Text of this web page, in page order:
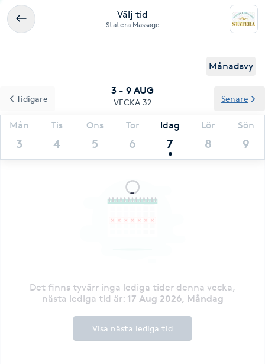
Välj tid
Statera Massage
Månadsvy
3 - 9 AUG
VECKA 32
Mån
3
Tis
4
Ons
5
Tor
6
Idag
7
Lör
8
Sön
9
Tidigare Senare
Det finns tyvärr inga lediga tider denna vecka,
nästa lediga tid är: 17 Aug 2026, Måndag
Visa nästa lediga tid